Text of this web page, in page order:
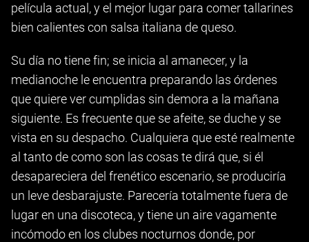
película actual, y el mejor lugar para comer tallarines
bien calientes con salsa italiana de queso.
Su día no tiene fin; se inicia al amanecer, y la
medianoche le encuentra preparando las órdenes
que quiere ver cumplidas sin demora a la mañana
siguiente. Es frecuente que se afeite, se duche y se
vista en su despacho. Cualquiera que esté realmente
al tanto de como son las cosas te dirá que, si él
desapareciera del frenético escenario, se produciría
un leve desbarajuste. Parecería totalmente fuera de
lugar en una discoteca, y tiene un aire vagamente
incómodo en los clubes nocturnos donde, por